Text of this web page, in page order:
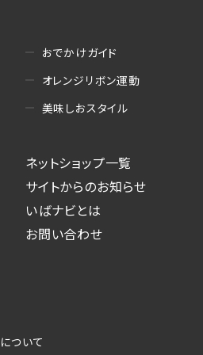
ケート等、当サービスが実
抽選、当選者への連絡及
趣向や属性情報等の分析
わせ・応募等への対応
求人広告に応募した際の
店舗への来店予約を登録
個人情報は、ご本人の意
それぞれ必要となる項目
合は、各々のサービスを
おでかけガイド
オレンジリボン運動
美味しおスタイル
ネットショップ一覧
サイトからのお知らせ
いばナビとは
お問い合わせ
ついて